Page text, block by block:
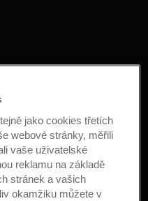
jako cookies třetích
webové stránky, měřili
vaše uživatelské
reklamu na základě
stránek a vašich
okamžiku můžete v